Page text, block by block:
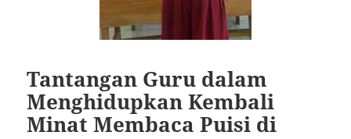
Tantangan Guru dalam
Menghidupkan Kembali
Minat Membaca Puisi di